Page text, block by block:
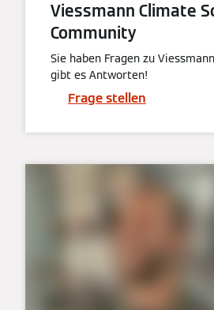
Viessmann Climate
Community
Sie haben Fragen zu
gibt es Antworten!
Frage stellen